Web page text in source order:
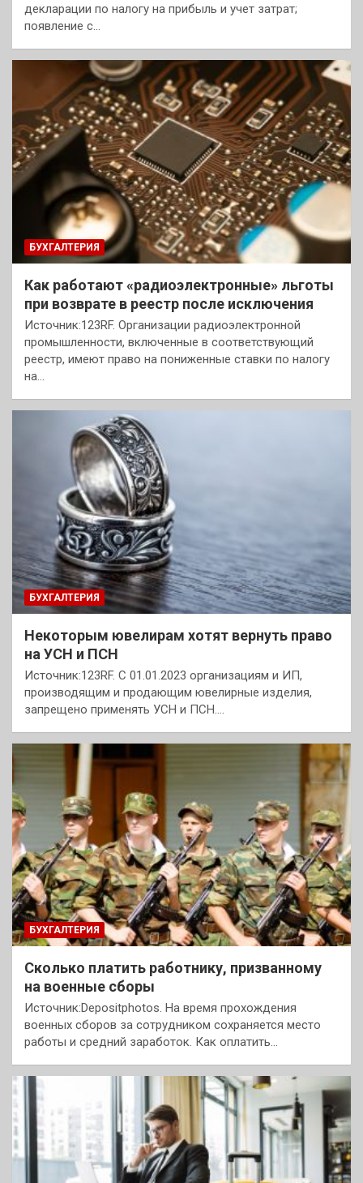
декларации по налогу на прибыль и учет затрат;
появление с…
БУХГАЛТЕРИЯ
Как работают «радиоэлектронные» льготы
при возврате в реестр после исключения
Источник:123RF. Организации радиоэлектронной
промышленности, включенные в соответствующий
реестр, имеют право на пониженные ставки по налогу
на…
БУХГАЛТЕРИЯ
Некоторым ювелирам хотят вернуть право
на УСН и ПСН
Источник:123RF. С 01.01.2023 организациям и ИП,
производящим и продающим ювелирные изделия,
запрещено применять УСН и ПСН.…
БУХГАЛТЕРИЯ
Сколько платить работнику, призванному
на военные сборы
Источник:Depositphotos. На время прохождения
военных сборов за сотрудником сохраняется место
работы и средний заработок. Как оплатить…